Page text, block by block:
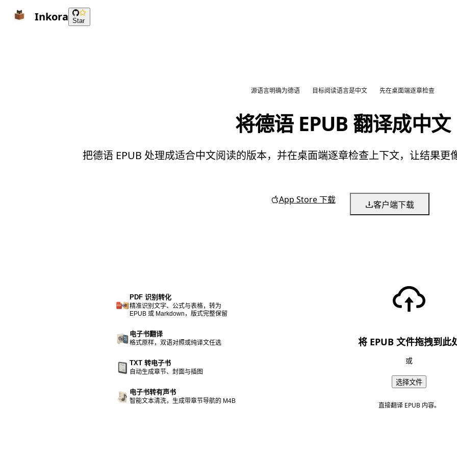
Inkora Star
源语言明确为德语 目标阅读语言是中文 先在桌面端逐章检查
将德语 EPUB 翻译成中文
把德语 EPUB 处理成适合中文阅读的版本，并在桌面端逐章检查上下文，让结果更
App Store 下载 客户端下载
PDF 识别转化
精准识别文字、公式与表格，转为
EPUB 或 Markdown，版式完整保留
电子书翻译
格式原样，双语对照或纯译文任选
TXT 转电子书
自动生成章节、封面与插图
电子书转有声书
智能文本清洗，生成带章节导航的 M4B
将 EPUB 文件拖拽到此
或
选择文件
直接翻译 EPUB 内容。